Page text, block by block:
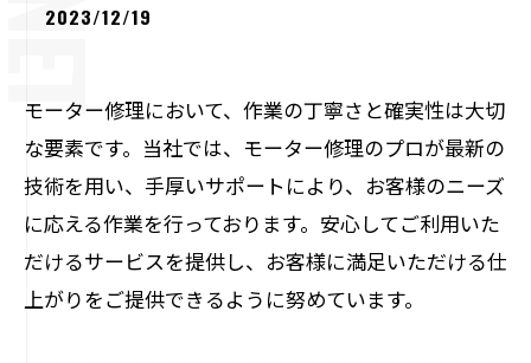
2023/12/19
モーター修理において、作業の丁寧さと確実性は大切
な要素です。当社では、モーター修理のプロが最新の
技術を用い、手厚いサポートにより、お客様のニーズ
に応える作業を行っております。安心してご利用いた
だけるサービスを提供し、お客様に満足いただける仕
上がりをご提供できるように努めています。